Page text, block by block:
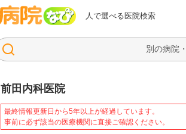
人で選べる医院検索
病院なび
前田内科医院
最終情報更新日から5年以上が経過しています。
事前に必ず該当の医療機関に直接ご確認ください。